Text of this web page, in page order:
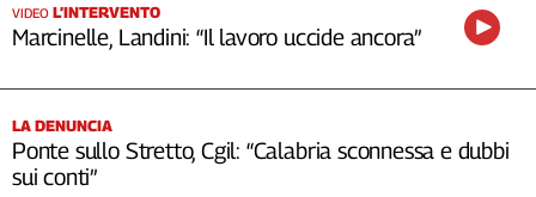
VIDEO L’INTERVENTO
Marcinelle, Landini: “Il lavoro uccide ancora”
LA DENUNCIA
Ponte sullo Stretto, Cgil: “Calabria sconnessa e dubbi
sui conti”